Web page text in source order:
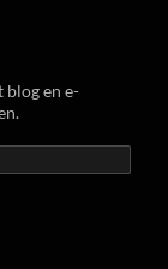
blog en e-